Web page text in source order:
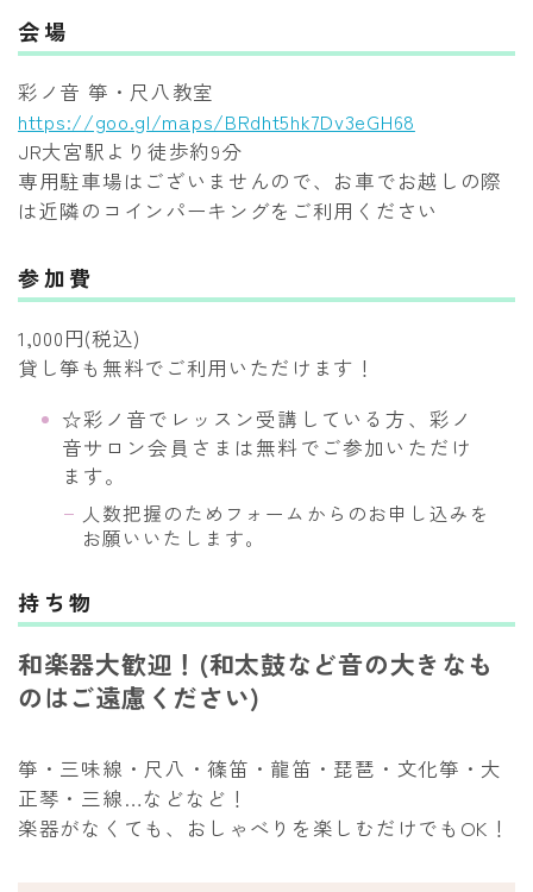
会場
彩ノ音 箏・尺八教室
https://goo.gl/maps/BRdht5hk7Dv3eGH68
JR大宮駅より徒歩約9分
専用駐車場はございませんので、お車でお越しの際
は近隣のコインパーキングをご利用ください
参加費
1,000円(税込)
貸し箏も無料でご利用いただけます！
☆彩ノ音でレッスン受講している方、彩ノ
音サロン会員さまは無料でご参加いただけ
ます。
人数把握のためフォームからのお申し込みを
お願いいたします。
持ち物
和楽器大歓迎！(和太鼓など音の大きなも
のはご遠慮ください)
箏・三味線・尺八・篠笛・龍笛・琵琶・文化箏・大
正琴・三線…などなど！
楽器がなくても、おしゃべりを楽しむだけでもOK！